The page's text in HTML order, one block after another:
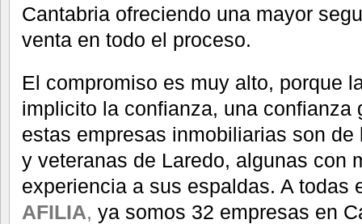
Cantabria ofreciendo una mayor
venta en todo el proceso.
El compromiso es muy alto, porque
implicito la confianza, una confianza
estas empresas inmobiliarias son
y veteranas de Laredo, algunas con
experiencia a sus espaldas. A todas
AFILIA, ya somos 32 empresas en